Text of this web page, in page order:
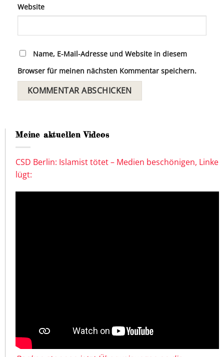
Website
Name, E-Mail-Adresse und Website in diesem
Browser für meinen nächsten Kommentar speichern.
Meine aktuellen Videos
CSD Berlin: Islamist tötet – Medien beschönigen, Linke
lügt: